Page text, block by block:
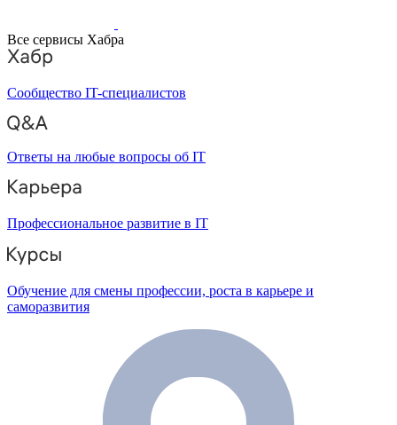
Все сервисы Хабра
Сообщество IT-специалистов
Ответы на любые вопросы об IT
Профессиональное развитие в IT
Обучение для смены профессии, роста в карьере и
саморазвития